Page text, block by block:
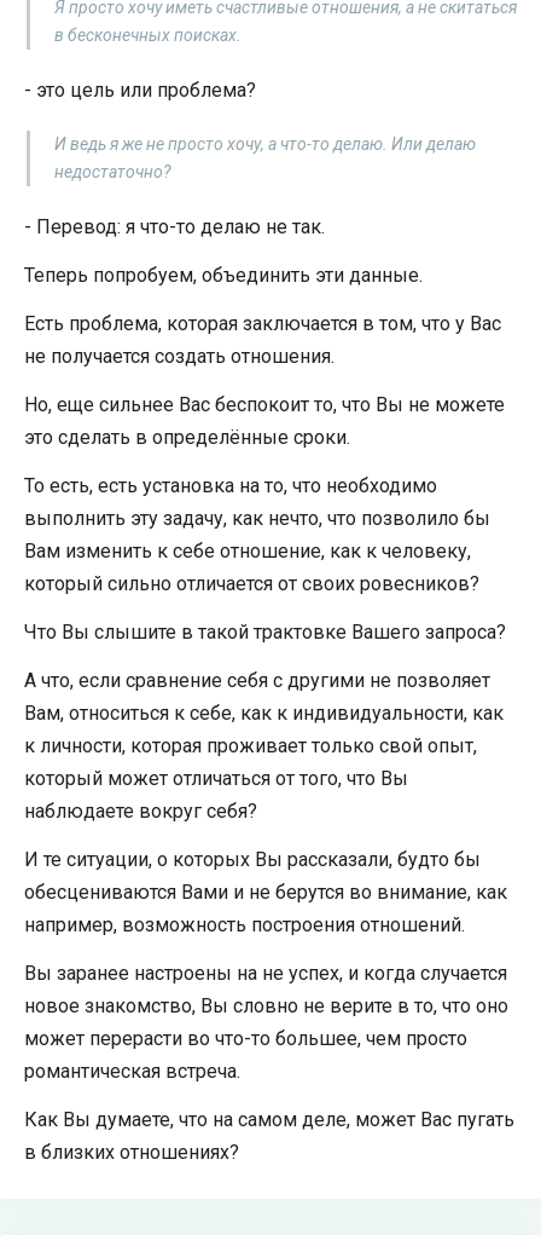
Я просто хочу иметь счастливые отношения, а не скитаться
в бесконечных поисках.
- это цель или проблема?
И ведь я же не просто хочу, а что-то делаю. Или делаю
недостаточно?
- Перевод: я что-то делаю не так.
Теперь попробуем, объединить эти данные.
Есть проблема, которая заключается в том, что у Вас
не получается создать отношения.
Но, еще сильнее Вас беспокоит то, что Вы не можете
это сделать в определённые сроки.
То есть, есть установка на то, что необходимо
выполнить эту задачу, как нечто, что позволило бы
Вам изменить к себе отношение, как к человеку,
который сильно отличается от своих ровесников?
Что Вы слышите в такой трактовке Вашего запроса?
А что, если сравнение себя с другими не позволяет
Вам, относиться к себе, как к индивидуальности, как
к личности, которая проживает только свой опыт,
который может отличаться от того, что Вы
наблюдаете вокруг себя?
И те ситуации, о которых Вы рассказали, будто бы
обесцениваются Вами и не берутся во внимание, как
например, возможность построения отношений.
Вы заранее настроены на не успех, и когда случается
новое знакомство, Вы словно не верите в то, что оно
может перерасти во что-то большее, чем просто
романтическая встреча.
Как Вы думаете, что на самом деле, может Вас пугать
в близких отношениях?